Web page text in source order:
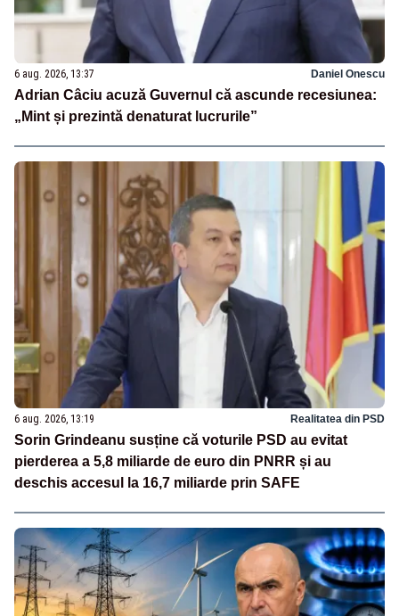
6 aug. 2026, 13:37 Daniel Onescu
Adrian Câciu acuză Guvernul că ascunde recesiunea:
„Mint și prezintă denaturat lucrurile”
6 aug. 2026, 13:19 Realitatea din PSD
Sorin Grindeanu susține că voturile PSD au evitat
pierderea a 5,8 miliarde de euro din PNRR și au
deschis accesul la 16,7 miliarde prin SAFE